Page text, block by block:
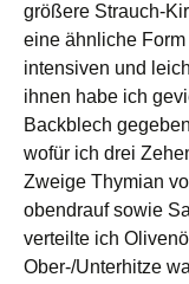
größere Strauch-
eine ähnliche
intensiven und
ihnen habe ich
Backblech
wofür ich drei
Zweige Thymian
obendrauf sowie
verteilte ich
Ober-/Unterhitze